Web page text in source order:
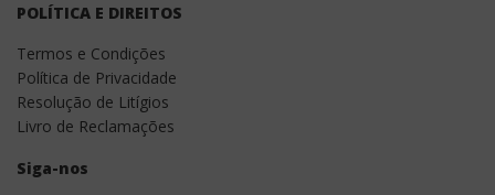
POLÍTICA E DIREITOS
Termos e Condições
Política de Privacidade
Resolução de Litígios
Livro de Reclamações
Siga-nos